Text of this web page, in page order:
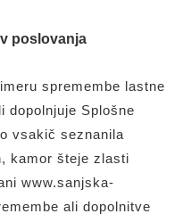
poslovanja
spremembe lastne
dopolnjuje Splošne
vsakič seznanila
kamor šteje zlasti
www.sanjska-
ali dopolnitve